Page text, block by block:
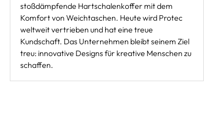
stoßdämpfende Hartschalenkoffer mit dem
Komfort von Weichtaschen. Heute wird Protec
weltweit vertrieben und hat eine treue
Kundschaft. Das Unternehmen bleibt seinem Ziel
treu: innovative Designs für kreative Menschen zu
schaffen.